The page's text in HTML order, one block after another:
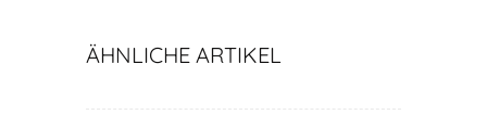
ÄHNLICHE ARTIKEL